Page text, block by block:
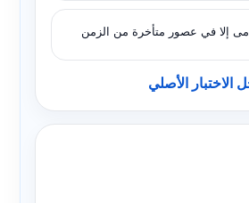
إلا في عصور متأخرة من الزمن
الأصلي